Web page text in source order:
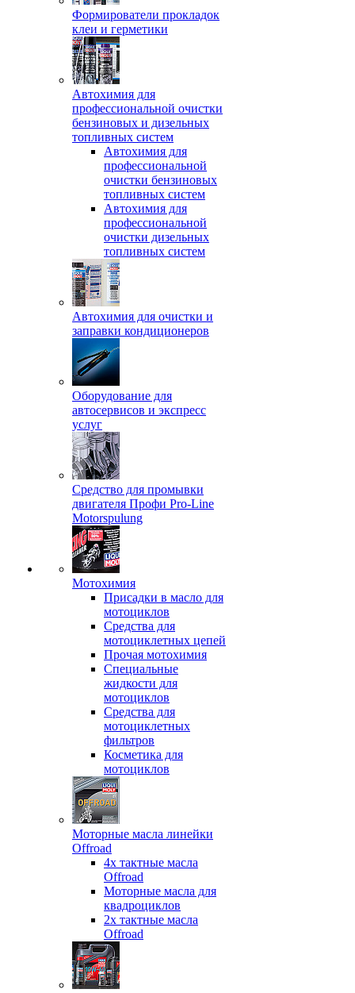
Формирователи прокладок
клеи и герметики
Автохимия для
профессиональной очистки
бензиновых и дизельных
топливных систем
Автохимия для
профессиональной
очистки бензиновых
топливных систем
Автохимия для
профессиональной
очистки дизельных
топливных систем
Автохимия для очистки и
заправки кондиционеров
Оборудование для
автосервисов и экспресс
услуг
Средство для промывки
двигателя Профи Pro-Line
Motorspulung
Мотохимия
Присадки в масло для
мотоциклов
Средства для
мотоциклетных цепей
Прочая мотохимия
Специальные
жидкости для
мотоциклов
Средства для
мотоциклетных
фильтров
Косметика для
мотоциклов
Моторные масла линейки
Offroad
4х тактные масла
Offroad
Моторные масла для
квадроциклов
2х тактные масла
Offroad